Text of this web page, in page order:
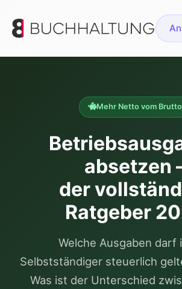
Mehr Netto vom Brutto
absetzen
der
Ratgeber
Welche Ausgaben darf
Selbstständiger steuerlich
Was ist der Unterschied